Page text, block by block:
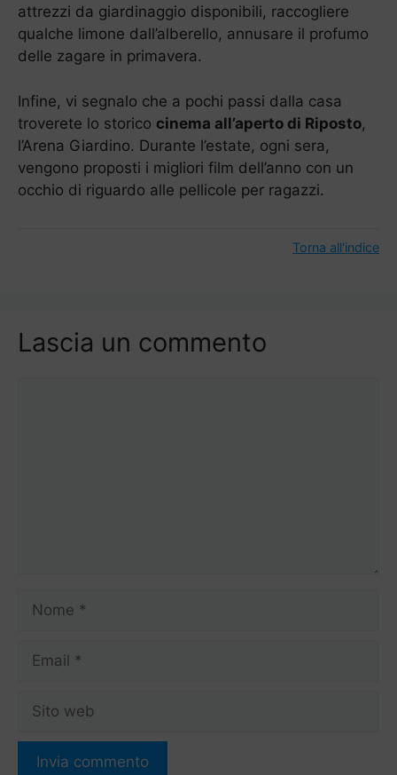
attrezzi da giardinaggio disponibili, raccogliere
qualche limone dall’alberello, annusare il profumo
delle zagare in primavera.
Infine, vi segnalo che a pochi passi dalla casa
troverete lo storico cinema all’aperto di Riposto,
l’Arena Giardino. Durante l’estate, ogni sera,
vengono proposti i migliori film dell’anno con un
occhio di riguardo alle pellicole per ragazzi.
Torna all'indice
Lascia un commento
web